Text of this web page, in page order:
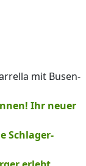
mit Busen-
Ihr neuer
Schlager-